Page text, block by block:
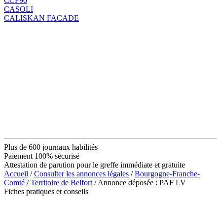
CASOLI
CALISKAN FACADE
Plus de 600 journaux habilités
Paiement 100% sécurisé
Attestation de parution pour le greffe immédiate et gratuite
Accueil /Consulter les annonces légales /Bourgogne-Franche-
Comté /Territoire de Belfort / Annonce déposée : PAF LV
Fiches pratiques et conseils